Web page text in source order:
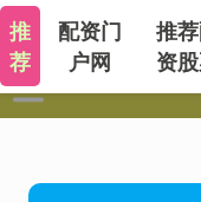
推
荐
配资门
户网
推
资